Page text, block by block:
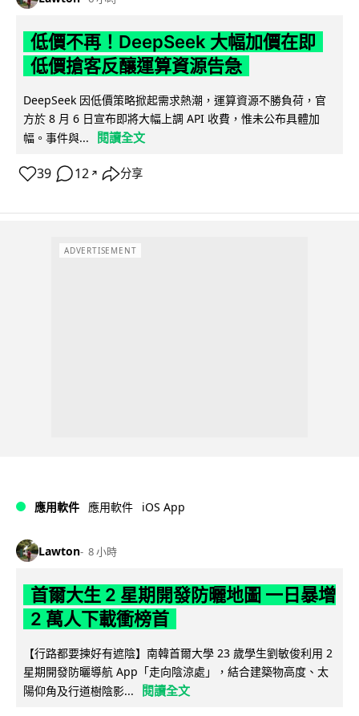
低價不再！DeepSeek 大幅加價在即
低價搶客反釀運算資源告急
DeepSeek 因低價策略掀起需求熱潮，運算資源不勝負荷，官
方於 8 月 6 日宣布即將大幅上調 API 收費，惟未公布具體加
幅。事件與...
閱讀全文
39 12 ↗ 分享
ADVERTISEMENT
應用軟件 應用軟件 iOS App
Lawton 8 小時
首爾大生 2 星期開發防曬地圖 一日暴增
2 萬人下載衝榜首
【行路都要揀好有遮陰】南韓首爾大學 23 歲學生劉敏俊利用 2
星期開發防曬導航 App「走向陰涼處」，結合建築物高度、太
陽仰角及行道樹陰影...
閱讀全文